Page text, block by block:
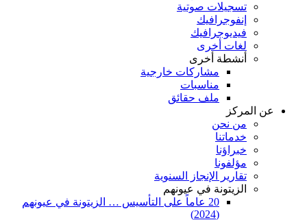
تسجيلات صوتية
إنفوجرافيك
فيديوجرافيك
لغات أخرى
أنشطة أخرى
مشاركات خارجية
مناسبات
ملف حقائق
عن المركز
من نحن
خدماتنا
خبراؤنا
مؤلفونا
تقارير الإنجاز السنوية
الزيتونة في عيونهم
20 عاماً على التأسيس … الزيتونة في عيونهم
(2024)